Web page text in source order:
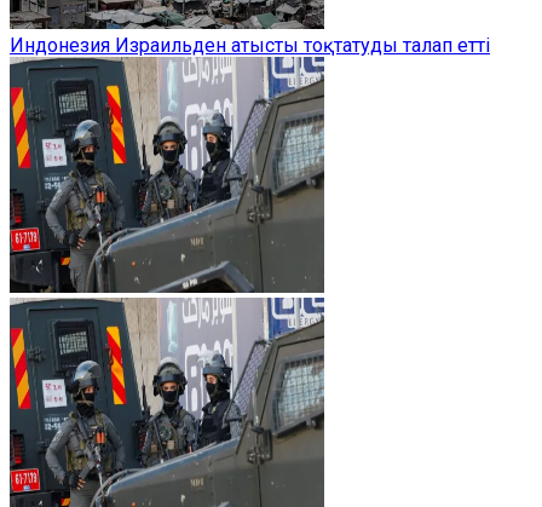
Индонезия Израильден атысты тоқтатуды талап етті